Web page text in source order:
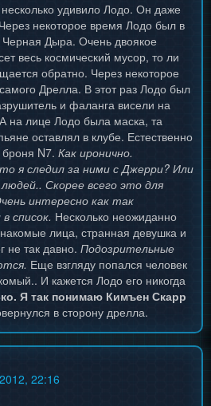
удивило Лодо. Он даже
некоторое время Лодо был в
Дыра. Очень двоякое
весь космический мусор, то ли
обратно. Через некоторое
Дрелла. В этот раз Лодо был
и фаланга висели на
на лице Лодо была маска, та
оставлял в клубе. Естественно
N7. Как иронично.
я следил за ними с Джерри? Или
Скорее всего это для
интересно как так
список. Несколько неожиданно
лица, странная девушка и
не так давно. Подозрительные
Еще взгляду попался человек
И кажется Лодо его никогда
Я так понимаю Кимъен Скарр
в сторону дрелла.
22:16